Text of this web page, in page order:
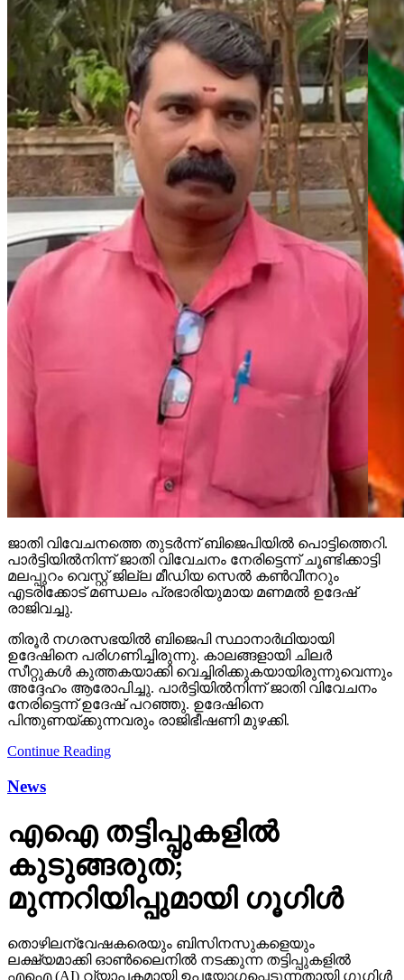
ജാതി വിവേചനത്തെ തുടര്‍ന്ന് ബിജെപിയില്‍ പൊട്ടിത്തെറി.
പാര്‍ട്ടിയില്‍നിന്ന് ജാതി വിവേചനം നേരിട്ടെന്ന് ചൂണ്ടിക്കാട്ടി
മലപ്പുറം വെസ്റ്റ് ജില്ല മീഡിയ സെല്‍ കണ്‍വീനറും
എടരിക്കോട് മണ്ഡലം പ്രഭാരിയുമായ മണമല്‍ ഉദേഷ്
രാജിവച്ചു.
തിരൂര്‍ നഗരസഭയില്‍ ബിജെപി സ്ഥാനാര്‍ഥിയായി
ഉദേഷിനെ പരിഗണിച്ചിരുന്നു. കാലങ്ങളായി ചിലര്‍
സീറ്റുകള്‍ കുത്തകയാക്കി വെച്ചിരിക്കുകയായിരുന്നുവെന്നും
അദ്ദേഹം ആരോപിച്ചു. പാര്‍ട്ടിയില്‍നിന്ന് ജാതി വിവേചനം
നേരിട്ടെന്ന് ഉദേഷ് പറഞ്ഞു. ഉദേഷിനെ
പിന്തുണയ്ക്കുന്നവരും രാജിഭീഷണി മുഴക്കി.
Continue Reading
News
എഐ തട്ടിപ്പുകളില്‍
കുടുങ്ങരുത്;
മുന്നറിയിപ്പുമായി ഗൂഗിള്‍
തൊഴിലന്വേഷകരെയും ബിസിനസുകളെയും
ലക്ഷ്യമാക്കി ഓണ്‍ലൈനില്‍ നടക്കുന്ന തട്ടിപ്പുകളില്‍
എഐ (AI) വ്യാപകമായി ഉപയോഗപ്പെടുന്നതായി ഗൂഗിള്‍